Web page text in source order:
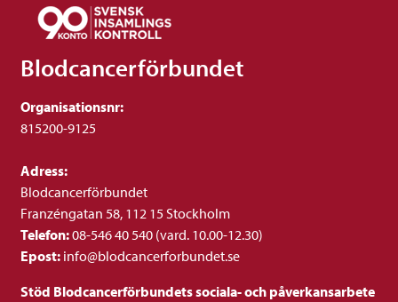
Blodcancerförbundet
Organisationsnr:
815200-9125
Adress:
Blodcancerförbundet
Franzéngatan 58, 112 15 Stockholm
Telefon:08-546 40 540 (vard. 10.00-12.30)
Epost: info@blodcancerforbundet.se
Stöd Blodcancerförbundets sociala- och påverkansarbete